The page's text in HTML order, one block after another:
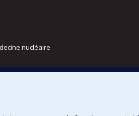
nucléaire